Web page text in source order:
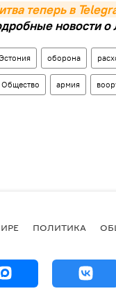
теперь в
новости о
оборона
Общество армия
ПОЛИТИКА